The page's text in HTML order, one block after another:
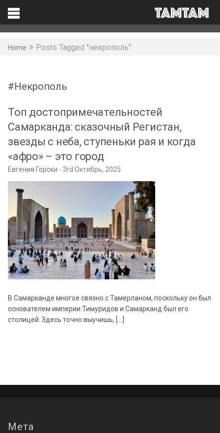
Facebook
Home Posts Tagged "некрополь"
Некрополь
Топ достопримечательностей
Самарканда: сказочный Регистан,
звезды с неба, ступеньки рая и когда
«афро» – это город
Евгения Горски 3rd Октябрь, 2025
В Самарканде многое связно с Тамерланом, поскольку он был
основателем империи Тимуридов и Самарканд был его
столицей. Здесь точно выучишь, […]
Мета